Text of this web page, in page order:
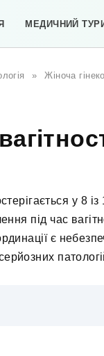
МЕДИЧНИЙ
» Жіноча
у 8
під час
є